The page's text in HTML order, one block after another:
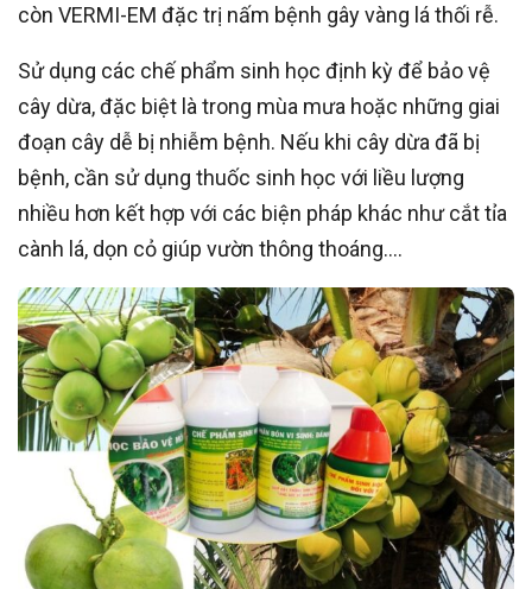
còn VERMI-EM đặc trị nấm bệnh gây vàng lá thối rễ.
Sử dụng các chế phẩm sinh học định kỳ để bảo vệ
cây dừa, đặc biệt là trong mùa mưa hoặc những giai
đoạn cây dễ bị nhiễm bệnh. Nếu khi cây dừa đã bị
bệnh, cần sử dụng thuốc sinh học với liều lượng
nhiều hơn kết hợp với các biện pháp khác như cắt tỉa
cành lá, dọn cỏ giúp vườn thông thoáng….